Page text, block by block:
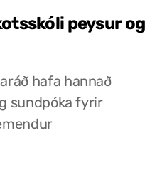
peysur og
hafa hannað
sundpóka fyrir